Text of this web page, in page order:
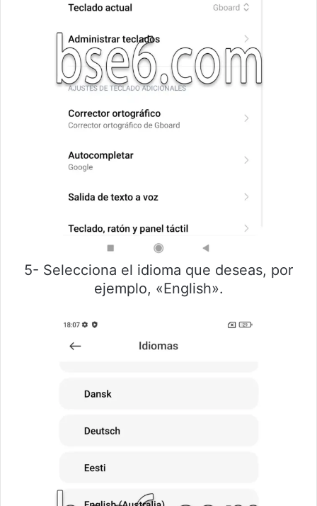
5- Selecciona el idioma que deseas, por
ejemplo, «English».